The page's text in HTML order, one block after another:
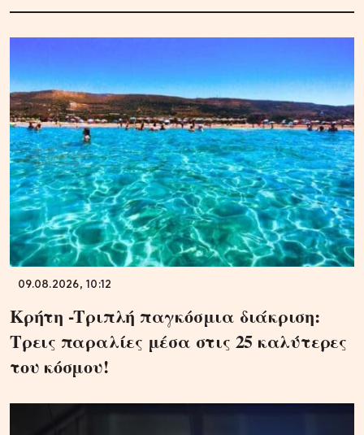
09.08.2026, 10:12
Κρήτη -Τριπλή παγκόσμια διάκριση:
Τρεις παραλίες μέσα στις 25 καλύτερες
του κόσμου!